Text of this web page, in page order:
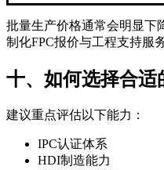
批量生产价格通常会明显下
制化FPC报价与工程支持服务
十、如何选择合适
建议重点评估以下能力：
IPC认证体系
HDI制造能力